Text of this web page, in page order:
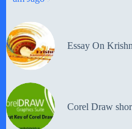
Essay On
Corel Draw